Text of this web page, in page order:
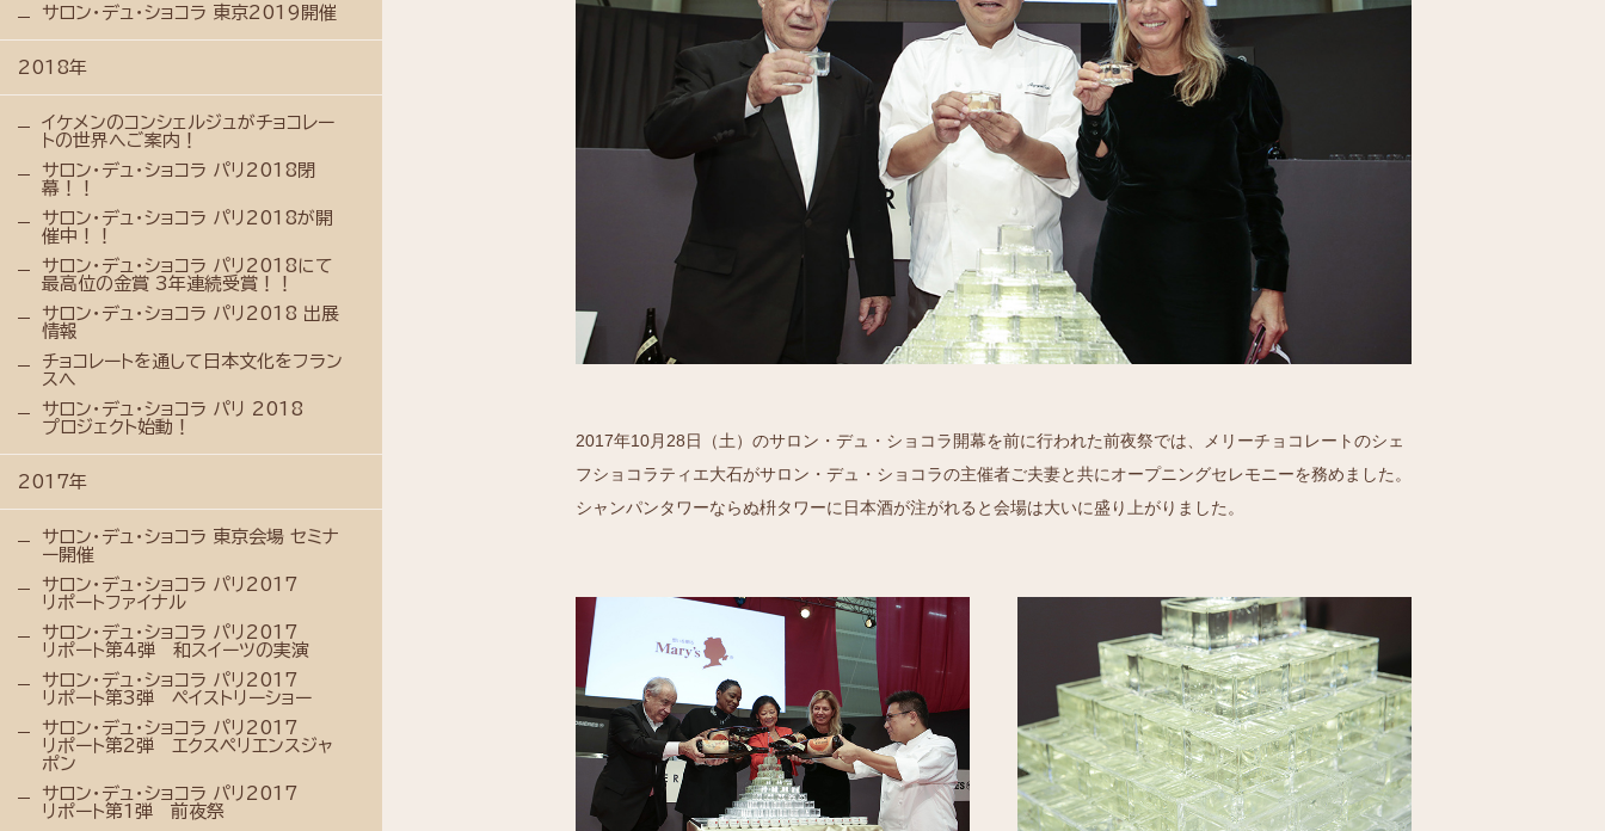
サロン・デュ・ショコラ 東京2019開催
2018年
イケメンのコンシェルジュがチョコレー
トの世界へご案内！
サロン・デュ・ショコラ パリ2018閉
幕！！
サロン・デュ・ショコラ パリ2018が開
催中！！
サロン・デュ・ショコラ パリ2018にて
最高位の金賞 3年連続受賞！！
サロン・デュ・ショコラ パリ2018 出展
情報
チョコレートを通して日本文化をフラン
スへ
サロン・デュ・ショコラ パリ 2018
プロジェクト始動！
2017年
サロン・デュ・ショコラ 東京会場 セミナ
ー開催
サロン・デュ・ショコラ パリ2017
リポートファイナル
サロン・デュ・ショコラ パリ2017
リポート第4弾 和スイーツの実演
サロン・デュ・ショコラ パリ2017
リポート第3弾 ペイストリーショー
サロン・デュ・ショコラ パリ2017
リポート第2弾 エクスペリエンスジャ
ポン
サロン・デュ・ショコラ パリ2017
リポート第1弾 前夜祭
2017年10月28日（土）のサロン・デュ・ショコラ開幕を前に行われた前夜祭では、メリーチョコレートのシェ
フショコラティエ大石がサロン・デュ・ショコラの主催者ご夫妻と共にオープニングセレモニーを務めました。
シャンパンタワーならぬ枡タワーに日本酒が注がれると会場は大いに盛り上がりました。